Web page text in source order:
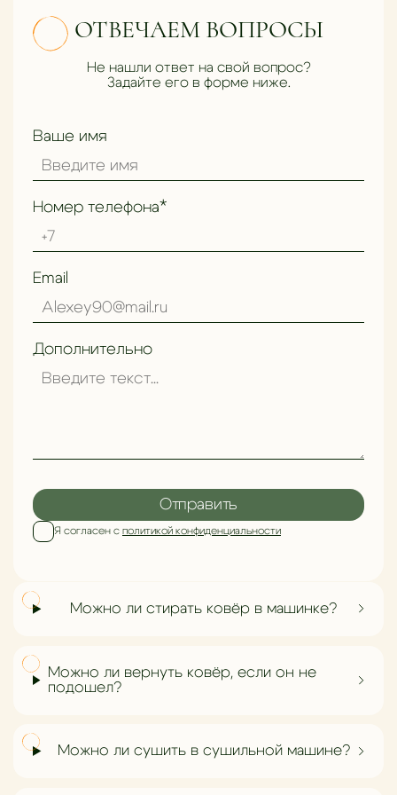
ОТВЕЧАЕМ ВОПРОСЫ
Не нашли ответ на свой вопрос?
Задайте его в форме ниже.
Ваше имя
Номер телефона*
Email
Дополнительно
Я согласен с политикой конфиденциальности
Отправить
Можно ли стирать ковёр в машинке?
Можно ли вернуть ковёр, если он не
подошел?
Можно ли сушить в сушильной машине?